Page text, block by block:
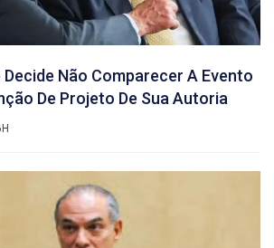
Não Comparecer A Evento
De Projeto De Sua Autoria